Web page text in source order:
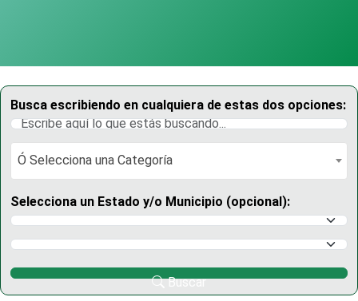
Busca escribiendo en cualquiera de estas dos opciones:
Ó Selecciona una Categoría
Ó Selecciona una Categoría
Selecciona un Estado y/o Municipio (opcional):
Selecciona un Estado
Selecciona un Municipio
Buscar